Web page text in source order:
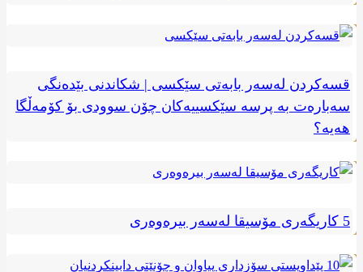
قسەکردن لەسەر بابەتی سێکسی | شکاندنی بێدەنگی
سەبارەت بە پرسە سێکسییەکان چۆن سوودی بۆ کۆمەڵگا
هەیە؟
5 کاریگەری مۆسیقا لەسەر بیرەوەری